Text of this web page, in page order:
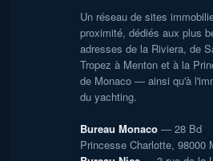
Un réseau de sites
proximité, dédiés aux plus
adresses de la Riviera, de
Tropez à Menton et à la
de Monaco — ainsi qu'à
du yachting.
Bureau Monaco — 28 Bd
Princesse Charlotte, 98000